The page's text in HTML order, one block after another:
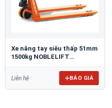
Xe nâng tay siêu thấp 51mm
1500kg NOBLELIFT
Liên hệ BÁO GIÁ